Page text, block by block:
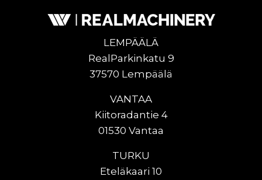
LEMPÄÄLÄ
RealParkinkatu 9
37570 Lempäälä
VANTAA
Kiitoradantie 4
01530 Vantaa
TURKU
Eteläkaari 10